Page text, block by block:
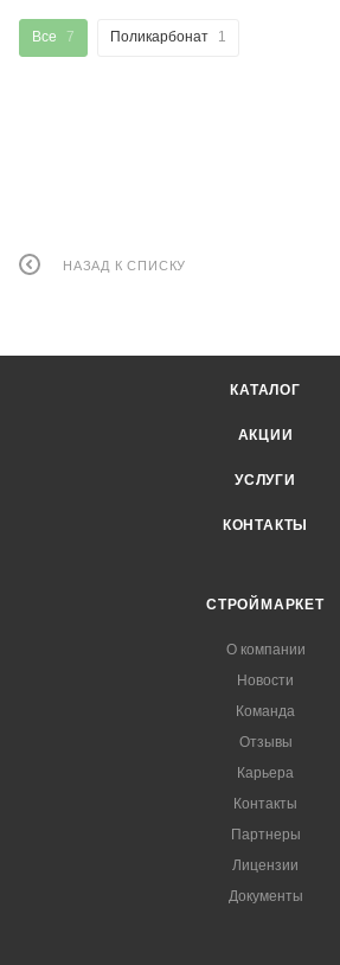
Все 7 Поликарбонат 1
НАЗАД К СПИСКУ
КАТАЛОГ
АКЦИИ
УСЛУГИ
КОНТАКТЫ
СТРОЙМАРКЕТ
О компании
Новости
Команда
Отзывы
Карьера
Контакты
Партнеры
Лицензии
Документы